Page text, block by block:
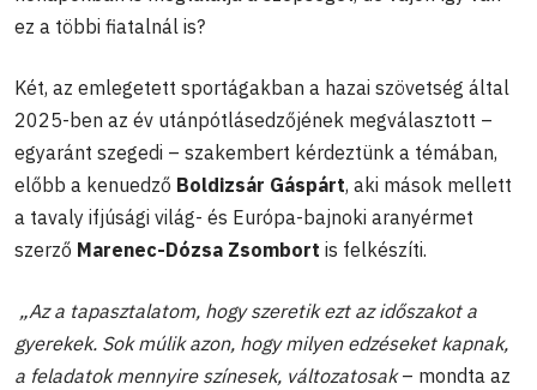
ez a többi fiatalnál is?
Két, az emlegetett sportágakban a hazai szövetség által
2025-ben az év utánpótlásedzőjének megválasztott –
egyaránt szegedi – szakembert kérdeztünk a témában,
előbb a kenuedző Boldizsár Gáspárt, aki mások mellett
a tavaly ifjúsági világ- és Európa-bajnoki aranyérmet
szerző Marenec-Dózsa Zsombort is felkészíti.
„Az a tapasztalatom, hogy szeretik ezt az időszakot a
gyerekek. Sok múlik azon, hogy milyen edzéseket kapnak,
a feladatok mennyire színesek, változatosak– mondta az